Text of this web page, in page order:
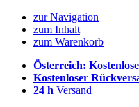
zur Navigation
zum Inhalt
zum Warenkorb
Österreich:
Kostenloser
24 h Versand